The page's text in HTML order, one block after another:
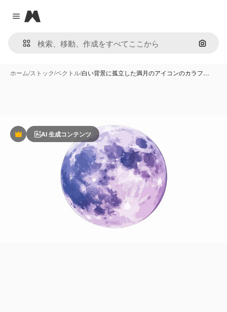
Close menu
Magnific
画像で
ホーム/ストック/ベクトル/白い背景に孤立した満月のアイコンのカラフ…
PremiumAI 生成コンテンツ